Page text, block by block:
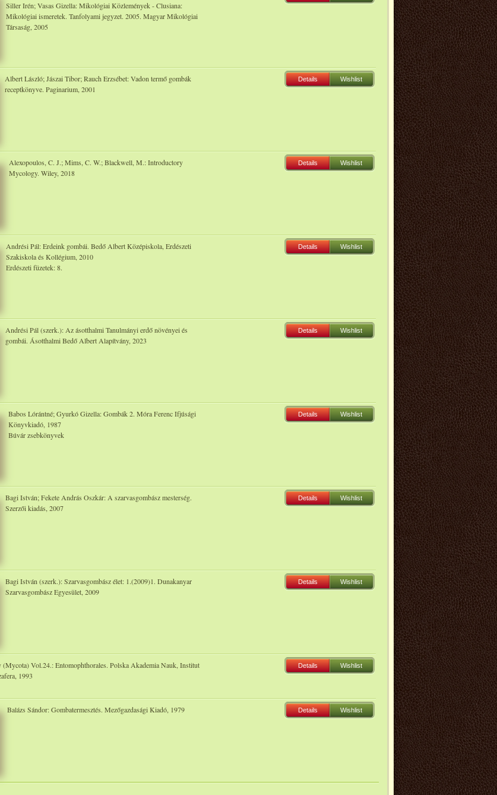
Siller Irén; Vasas Gizella: Mikológiai Közlemények - Clusiana:
Mikológiai ismeretek. Tanfolyami jegyzet. 2005. Magyar Mikológiai
Társaság, 2005
Albert László; Jászai Tibor; Rauch Erzsébet: Vadon termő gombák
receptkönyve. Paginarium, 2001
Details Wishlist
Alexopoulos, C. J.; Mims, C. W.; Blackwell, M.: Introductory
Mycology. Wiley, 2018
Details Wishlist
Andrési Pál: Erdeink gombái. Bedő Albert Középiskola, Erdészeti
Szakiskola és Kollégium, 2010
Erdészeti füzetek: 8.
Details Wishlist
Andrési Pál (szerk.): Az ásotthalmi Tanulmányi erdő növényei és
gombái. Ásotthalmi Bedő Albert Alapítvány, 2023
Details Wishlist
Babos Lórántné; Gyurkó Gizella: Gombák 2. Móra Ferenc Ifjúsági
Könyvkiadó, 1987
Búvár zsebkönyvek
Details Wishlist
Bagi István; Fekete András Oszkár: A szarvasgombász mesterség.
Szerzői kiadás, 2007
Details Wishlist
Bagi István (szerk.): Szarvasgombász élet: 1.(2009)1. Dunakanyar
Szarvasgombász Egyesület, 2009
Details Wishlist
(Mycota) Vol.24.: Entomophthorales. Polska Akademia Nauk, Institut
1993
Details Wishlist
Balázs Sándor: Gombatermesztés. Mezőgazdasági Kiadó, 1979 Details Wishlist